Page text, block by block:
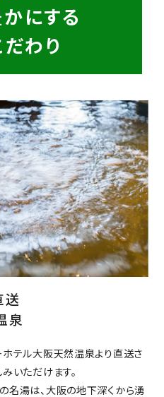
にする
わり
送
泉
ホテル大阪天然温泉より直送さ
いただけます。
名湯は、大阪の地下深くから湧